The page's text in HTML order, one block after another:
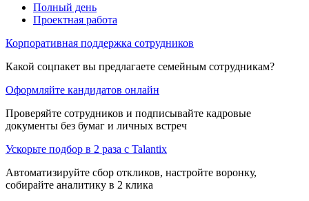
Полный день
Проектная работа
Корпоративная поддержка сотрудников
Какой соцпакет вы предлагаете семейным сотрудникам?
Оформляйте кандидатов онлайн
Проверяйте сотрудников и подписывайте кадровые
документы без бумаг и личных встреч
Ускорьте подбор в 2 раза с Talantix
Автоматизируйте сбор откликов, настройте воронку,
собирайте аналитику в 2 клика